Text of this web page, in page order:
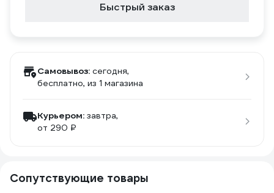
Быстрый заказ
Самовывоз: сегодня,
бесплатно, из 1 магазина
Курьером: завтра,
от 290 ₽
Сопутствующие товары